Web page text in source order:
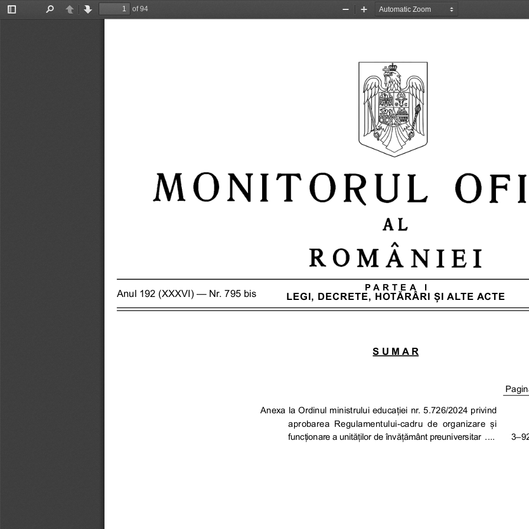
Toggle
PreviousNext
of 94
Zoom
Zoom
PARTEA I
LEGI, DECRETE, HOTĂRÂRI ȘI ALTE ACTE
Anul 192 (XXXVI) — Nr. 795 bis
SUMAR
Anexa la Ordinul ministrului educației nr. 5.726/2024 privind
aprobarea  Regulamentului-cadru  de  organizare  și
funcționare a unităților de învățământ preuniversitar ....